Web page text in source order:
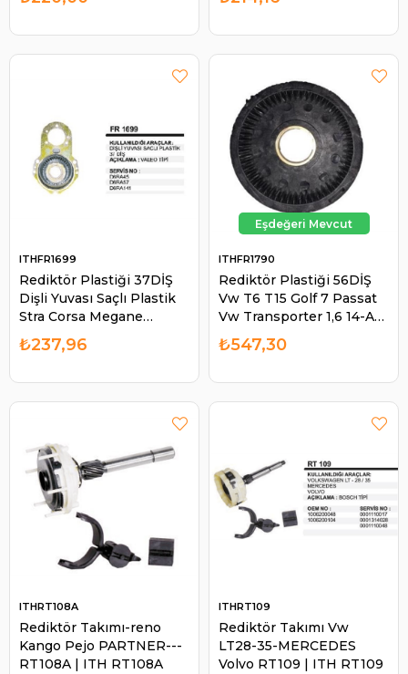
Rediktör Plastiği 37DİŞ
Dişli Yuvası Saçlı Plastik
Stra Corsa Megane
Partner 206 | ITH FR1699
ITHFR1699
₺237,96
Rediktör Plastiği 56DİŞ
Vw T6 T15 Golf 7 Passat
Vw Transporter 1,6 14-A3-
SEAT III 13- TS18E | ITH
FR1790
ITHFR1790
₺547,30
Rediktör Takımı-reno
Kango Pejo PARTNER---
RT108A | ITH RT108A
ITHRT108A
Rediktör Takımı Vw
LT28-35-MERCEDES
Volvo RT109 | ITH RT109
ITHRT109